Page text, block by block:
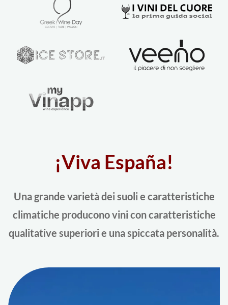
¡Viva España!
Una grande varietà dei suoli e caratteristiche
climatiche producono vini con caratteristiche
qualitative superiori e una spiccata personalità.